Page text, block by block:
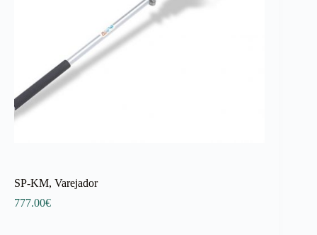
SP-KM, Varejador
777.00€